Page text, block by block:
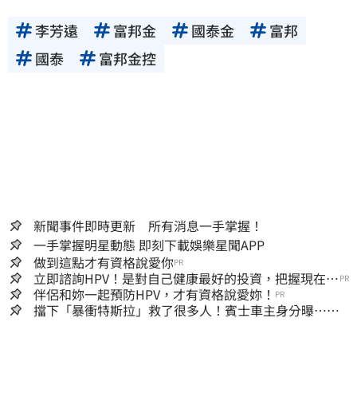
李芳遠 富邦金 國泰金
富邦
國泰
富邦金控
新聞事件即時更新 所有消息一手掌握！
一手掌握明星動態 即刻下載娛樂星聞APP
做到這點才有資格說愛你PR
立即諮詢HPV！是對自己健康最好的投資，把握現在不
嫌晚！
PR
伴侶和妳一起預防HPV，才有資格說愛妳！ PR
擋下「暴衝特斯拉」救了很多人！賓士車主身分曝…他